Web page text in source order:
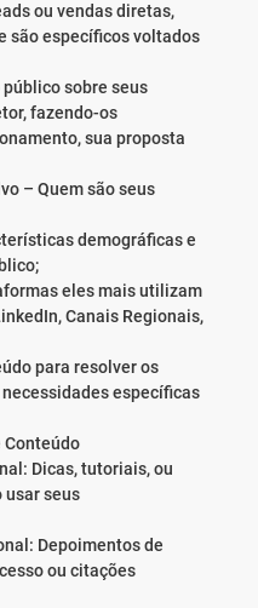
ou vendas diretas,
são específicos voltados
público sobre seus
fazendo-os
sua proposta
– Quem são seus
demográficas e
eles mais utilizam
Canais Regionais,
para resolver os
específicas
Conteúdo
Dicas, tutoriais, ou
usar seus
Depoimentos de
ou citações